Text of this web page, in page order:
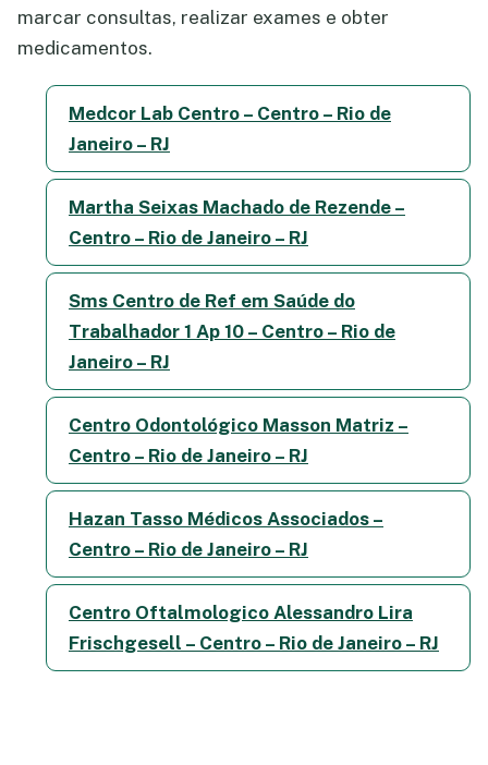
marcar consultas, realizar exames e obter
medicamentos.
Medcor Lab Centro – Centro – Rio de
Janeiro – RJ
Martha Seixas Machado de Rezende –
Centro – Rio de Janeiro – RJ
Sms Centro de Ref em Saúde do
Trabalhador 1 Ap 10 – Centro – Rio de
Janeiro – RJ
Centro Odontológico Masson Matriz –
Centro – Rio de Janeiro – RJ
Hazan Tasso Médicos Associados –
Centro – Rio de Janeiro – RJ
Centro Oftalmologico Alessandro Lira
Frischgesell – Centro – Rio de Janeiro – RJ